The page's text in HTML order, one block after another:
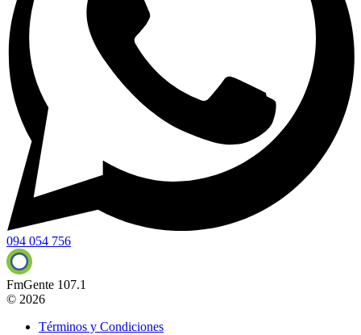
094 054 756
FmGente 107.1
© 2026
Términos y Condiciones